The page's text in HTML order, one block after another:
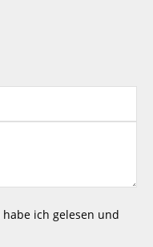
habe ich gelesen und